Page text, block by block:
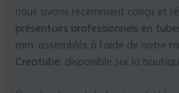
nous avons récemment conçu et
présentoirs professionnels en
mm, assemblés à l’aide de notre
Creatube, disponible sur la